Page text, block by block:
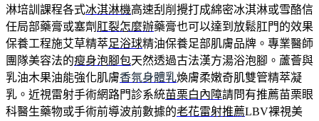
淋培訓課程各式冰淇淋機高速刮削攪打成綿密冰淇淋或雪酪信
任局部藥膏或塞劑 肛裂怎麼辦藥膏也可以達到放鬆肛門的效果
保養工程施艾草精萃足浴球精油保養足部肌膚品牌。專業醫師
團隊美容法的瘦身泡腳包天然透過古法漢方湯浴泡腳。蘆薈與
乳油木果油能強化肌膚香氛身體乳煥膚柔嫩奇肌雙管精萃凝
乳。近視雷射手術網路門診系統苗栗白內障請問有推薦苗栗眼
科醫生藥物或手術前導波前數據的老花雷射推薦LBV裸視美